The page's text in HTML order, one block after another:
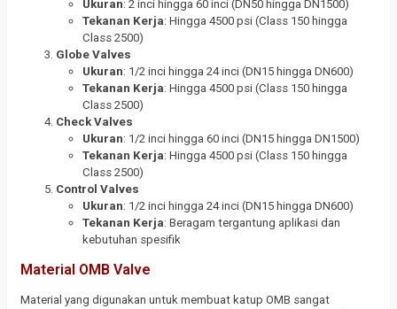
Ukuran: 2 inci hingga 60 inci (DN50 hingga DN1500)
Tekanan Kerja: Hingga 4500 psi (Class 150 hingga
Class 2500)
Globe Valves
Ukuran: 1/2 inci hingga 24 inci (DN15 hingga DN600)
Tekanan Kerja: Hingga 4500 psi (Class 150 hingga
Class 2500)
Check Valves
Ukuran: 1/2 inci hingga 60 inci (DN15 hingga DN1500)
Tekanan Kerja: Hingga 4500 psi (Class 150 hingga
Class 2500)
Control Valves
Ukuran: 1/2 inci hingga 24 inci (DN15 hingga DN600)
Tekanan Kerja: Beragam tergantung aplikasi dan
kebutuhan spesifik
Material OMB Valve
Material yang digunakan untuk membuat katup OMB sangat